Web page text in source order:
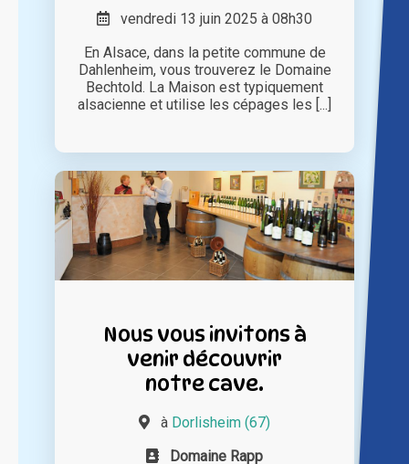
vendredi 13 juin 2025 à 08h30
En Alsace, dans la petite commune de
Dahlenheim, vous trouverez le Domaine
Bechtold. La Maison est typiquement
alsacienne et utilise les cépages les [...]
Nous vous invitons à
venir découvrir
notre cave.
à Dorlisheim (67)
Domaine Rapp